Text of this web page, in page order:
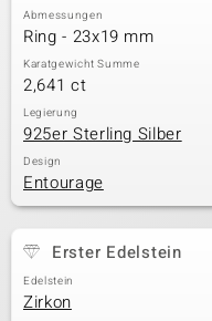
Abmessungen
Ring - 23x19 mm
Karatgewicht Summe
2,641 ct
Legierung
925er Sterling Silber
Design
Entourage
Erster Edelstein
Edelstein
Zirkon